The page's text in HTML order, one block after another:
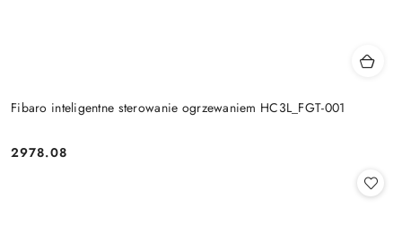
Fibaro inteligentne sterowanie ogrzewaniem HC3L_FGT-001
Cena:
2978.08